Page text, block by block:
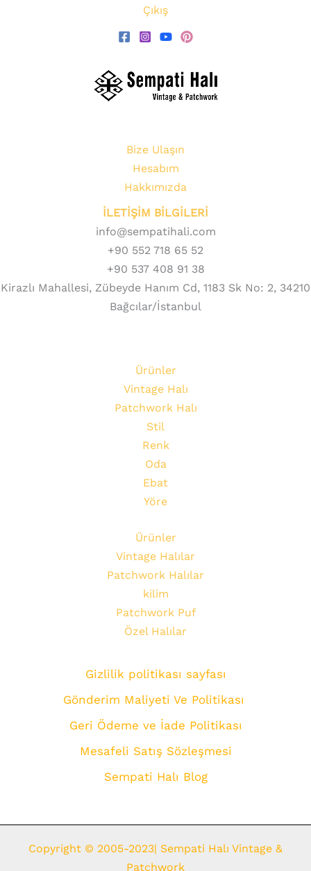
Çıkış
Bize Ulaşın
Hesabım
Hakkımızda
İLETİŞİM BİLGİLERİ
info@sempatihali.com
+90 552 718 65 52
+90 537 408 91 38
Kirazlı Mahallesi, Zübeyde Hanım Cd, 1183 Sk No: 2, 34210
Bağcılar/İstanbul
Ürünler
Vintage Halı
Patchwork Halı
Stil
Renk
Oda
Ebat
Yöre
Ürünler
Vintage Halılar
Patchwork Halılar
kilim
Patchwork Puf
Özel Halılar
Gizlilik politikası sayfası
Gönderim Maliyeti Ve Politikası
Geri Ödeme ve İade Politikası
Mesafeli Satış Sözleşmesi
Sempati Halı Blog
Copyright © 2005-2023| Sempati Halı Vintage &
Patchwork